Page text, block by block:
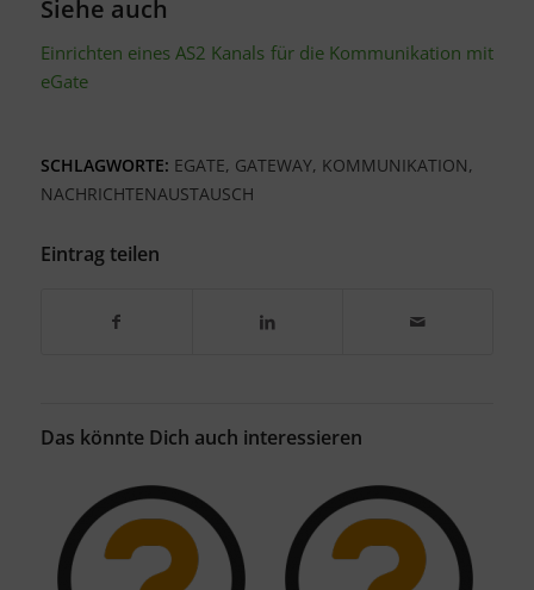
Siehe auch
Einrichten eines AS2 Kanals für die Kommunikation mit
eGate
SCHLAGWORTE: EGATE, GATEWAY, KOMMUNIKATION,
NACHRICHTENAUSTAUSCH
Eintrag teilen
Das könnte Dich auch interessieren